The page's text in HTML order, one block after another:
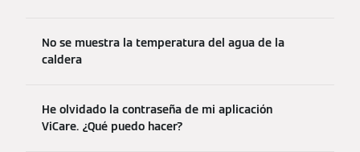
No se muestra la temperatura del agua de la
caldera
He olvidado la contraseña de mi aplicación
ViCare. ¿Qué puedo hacer?